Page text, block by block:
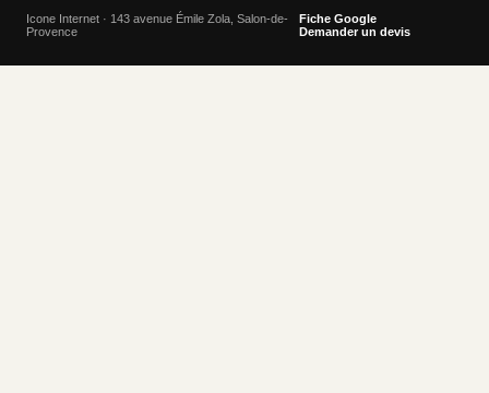
Icone Internet · 143 avenue Émile Zola, Salon-de-
Provence
Fiche Google
Demander un devis